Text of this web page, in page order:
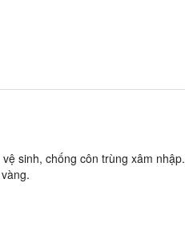
sinh, chống côn trùng xâm nhập.